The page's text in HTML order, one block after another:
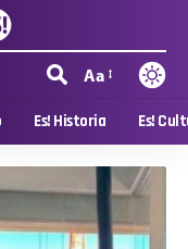
Aa
Es! Historia Es!